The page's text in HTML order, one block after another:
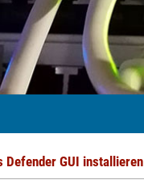
Defender GUI